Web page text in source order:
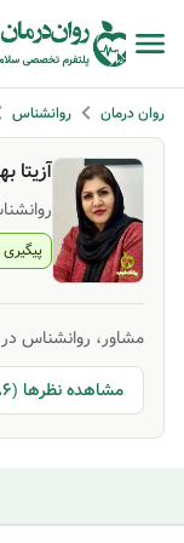
روان درمان روانشناس
آزیتا
مشاور، روانشناس
مشاهده نظرها (86 نظر)